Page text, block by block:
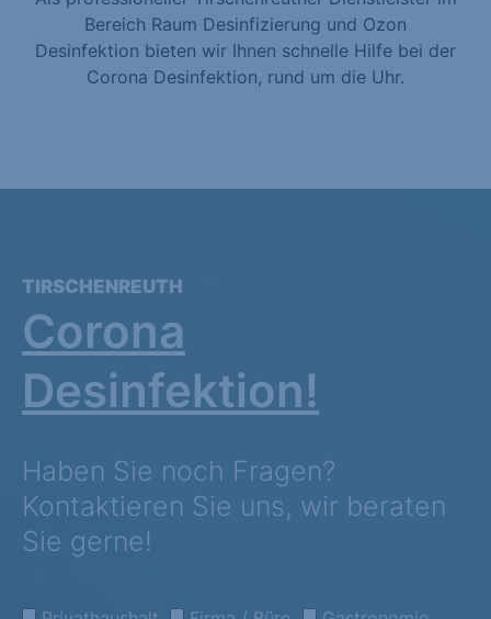
Bereich Raum Desinfizierung und Ozon
Desinfektion bieten wir Ihnen schnelle Hilfe bei der
Corona Desinfektion, rund um die Uhr.
TIRSCHENREUTH
Corona
Desinfektion!
Haben Sie noch Fragen?
Kontaktieren Sie uns, wir beraten
Sie gerne!